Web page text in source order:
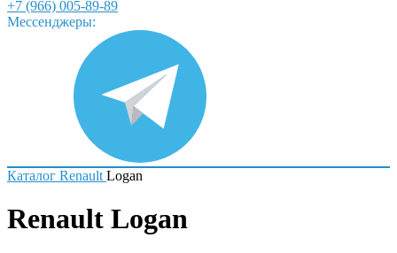
+7 (966) 005-89-89
Мессенджеры:
Каталог Renault Logan
Renault Logan